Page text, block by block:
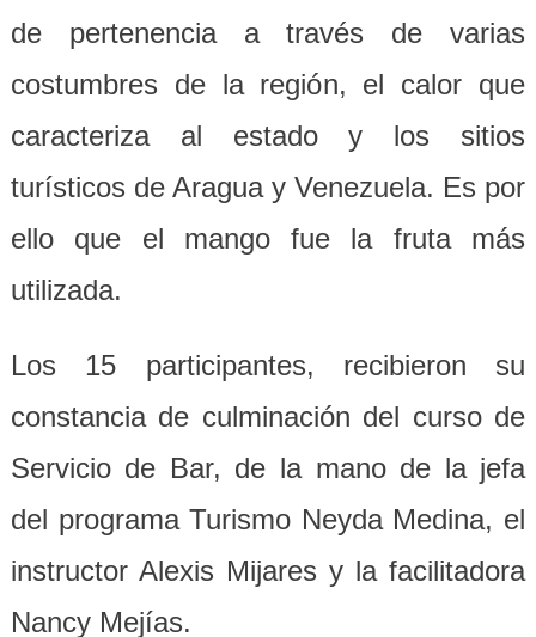
de pertenencia a través de varias
costumbres de la región, el calor que
caracteriza al estado y los sitios
turísticos de Aragua y Venezuela. Es por
ello que el mango fue la fruta más
utilizada.
Los 15 participantes, recibieron su
constancia de culminación del curso de
Servicio de Bar, de la mano de la jefa
del programa Turismo Neyda Medina, el
instructor Alexis Mijares y la facilitadora
Nancy Mejías.